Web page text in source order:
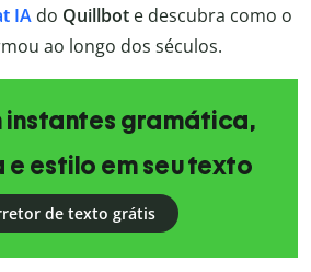
IA do Quillbot e descubra como o
ao longo dos séculos.
instantes gramática,
estilo em seu texto
de texto grátis